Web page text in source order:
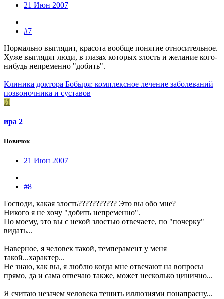
21 Июн 2007
#7
Нормально выглядит, красота вообще понятие относительное.
Хуже выглядят люди, в глазах которых злость и желание кого-
нибудь непременно "добить".
Клиника доктора Бобыря: комплексное лечение заболеваний
позвоночника и суставов
И
ира 2
Новичок
21 Июн 2007
#8
Господи, какая злость??????????? Это вы обо мне?
Никого я не хочу "добить непременно".
По моему, это вы с некой злостью отвечаете, по "почерку"
видать...
Наверное, я человек такой, темперамент у меня
такой...характер...
Не знаю, как вы, я люблю когда мне отвечают на вопросы
прямо, да и сама отвечаю также, может несколько цинично...
Я считаю незачем человека тешить иллюзиями понапрасну...